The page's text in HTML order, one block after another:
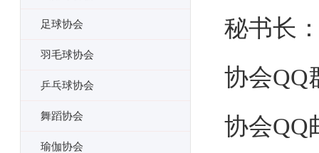
足球协会
羽毛球协会
乒乓球协会
舞蹈协会
瑜伽协会
秘书长
协会QQ
协会QQ